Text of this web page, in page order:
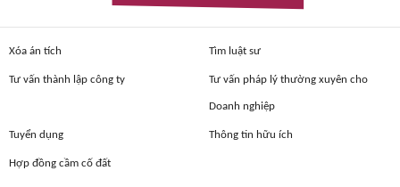
Xóa án tích Tìm luật sư
Tư vấn thành lập công ty Tư vấn pháp lý thường xuyên cho
Doanh nghiệp
Tuyển dụng Thông tin hữu ích
Hợp đồng cầm cố đất